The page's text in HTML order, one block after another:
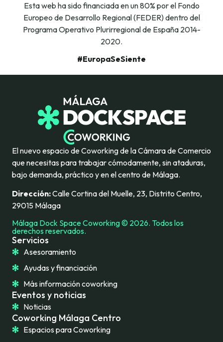
Esta web ha sido financiada en un 80% por el Fondo
Europeo de Desarrollo Regional (FEDER) dentro del
Programa Operativo Plurirregional de España 2014-
2020.
#EuropaSeSiente
Coworking Málaga Centro
Espacios para Coworking
Servicios
Asesoramiento
Ayudas y financiación
Más información coworking
Eventos y noticias
Noticias
El nuevo espacio de Coworking de la Cámara de Comercio
que necesitas para trabajar cómodamente, sin ataduras,
bajo demanda, práctico y en el centro de Málaga.
Dirección:Calle Cortina del Muelle, 23, Distrito Centro,
29015 Málaga
Málaga Dock Space Coworking © 2026. Todos los
derechos reservados.